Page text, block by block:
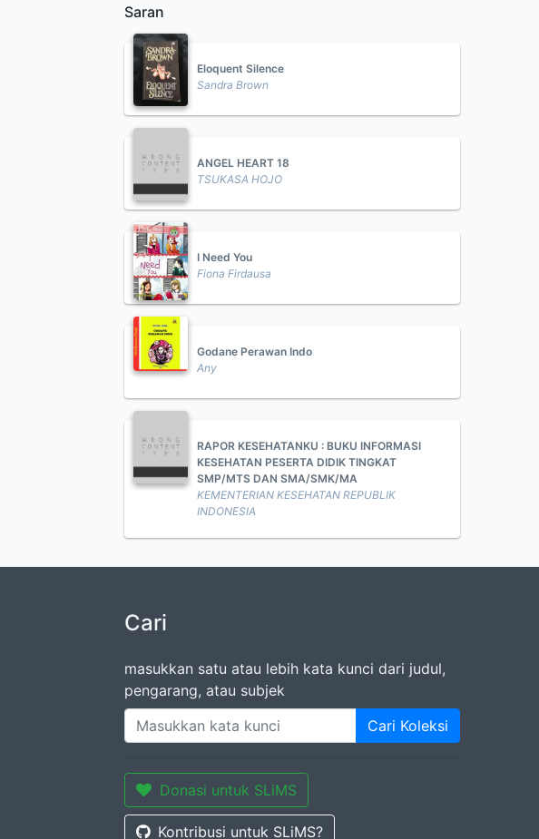
Saran
Eloquent Silence
Sandra Brown
ANGEL HEART 18
TSUKASA HOJO
I Need You
Fiona Firdausa
Godane Perawan Indo
Any
RAPOR KESEHATANKU : BUKU INFORMASI
KESEHATAN PESERTA DIDIK TINGKAT
SMP/MTS DAN SMA/SMK/MA
KEMENTERIAN KESEHATAN REPUBLIK
INDONESIA
Cari
masukkan satu atau lebih kata kunci dari judul,
pengarang, atau subjek
Cari Koleksi
Donasi untuk SLiMS
Kontribusi untuk SLiMS?